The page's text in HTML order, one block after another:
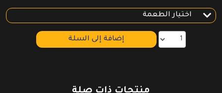
إضافة إلى السلة
منتجات ذات صلة